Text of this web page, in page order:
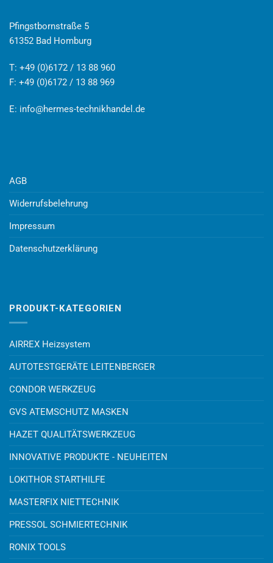
Pfingstbornstraße 5
61352 Bad Homburg
T: +49 (0)6172 / 13 88 960
F: +49 (0)6172 / 13 88 969
E: info@hermes-technikhandel.de
AGB
Widerrufsbelehrung
Impressum
Datenschutzerklärung
PRODUKT-KATEGORIEN
AIRREX Heizsystem
AUTOTESTGERÄTE LEITENBERGER
CONDOR WERKZEUG
GVS ATEMSCHUTZ MASKEN
HAZET QUALITÄTSWERKZEUG
INNOVATIVE PRODUKTE - NEUHEITEN
LOKITHOR STARTHILFE
MASTERFIX NIETTECHNIK
PRESSOL SCHMIERTECHNIK
RONIX TOOLS